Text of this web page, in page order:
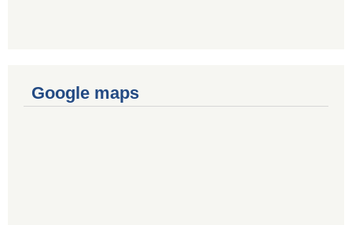
Google maps